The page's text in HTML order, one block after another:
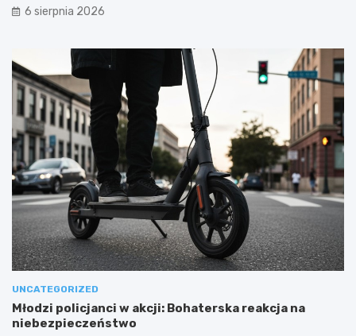
6 sierpnia 2026
UNCATEGORIZED
Młodzi policjanci w akcji: Bohaterska reakcja na
niebezpieczeństwo